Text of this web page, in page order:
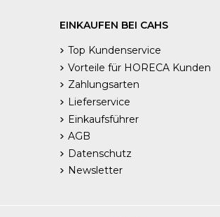
EINKAUFEN BEI CAHS
Top Kundenservice
Vorteile für HORECA Kunden
Zahlungsarten
Lieferservice
Einkaufsführer
AGB
Datenschutz
Newsletter